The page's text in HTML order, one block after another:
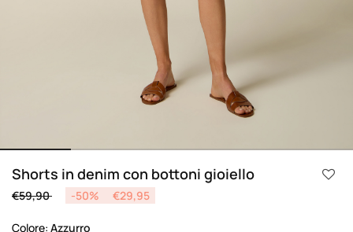
Shorts in denim con bottoni gioiello
Price reduced from
€59,90to -50% €29,95
Colore: Azzurro